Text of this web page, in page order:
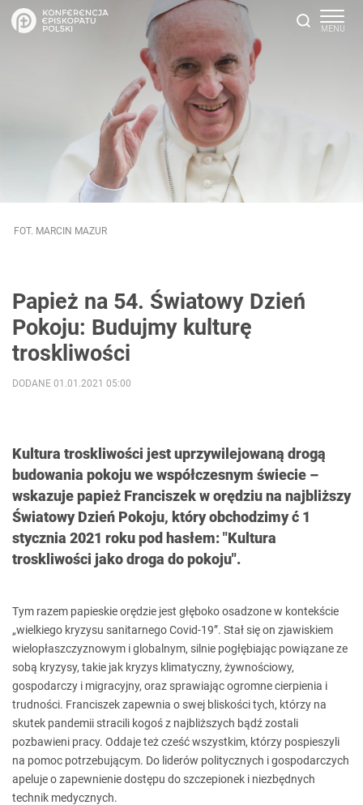
FOT. MARCIN MAZUR
Papież na 54. Światowy Dzień
Pokoju: Budujmy kulturę
troskliwości
Kultura troskliwości jest uprzywilejowaną drogą
budowania pokoju we współczesnym świecie –
wskazuje papież Franciszek w orędziu na najbliższy
Światowy Dzień Pokoju, który obchodzimy ć 1
stycznia 2021 roku pod hasłem: "Kultura
troskliwości jako droga do pokoju".
DODANE 01.01.2021 05:00
Tym razem papieskie orędzie jest głęboko osadzone w kontekście
„wielkiego kryzysu sanitarnego Covid-19”. Stał się on zjawiskiem
wielopłaszczyznowym i globalnym, silnie pogłębiając powiązane ze
sobą kryzysy, takie jak kryzys klimatyczny, żywnościowy,
gospodarczy i migracyjny, oraz sprawiając ogromne cierpienia i
trudności. Franciszek zapewnia o swej bliskości tych, którzy na
skutek pandemii stracili kogoś z najbliższych bądź zostali
pozbawieni pracy. Oddaje też cześć wszystkim, którzy pospieszyli
na pomoc potrzebującym. Do liderów politycznych i gospodarczych
apeluje o zapewnienie dostępu do szczepionek i niezbędnych
technik medycznych.